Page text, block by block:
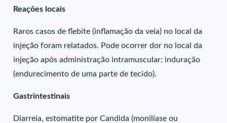
Reações locais
Raros casos de flebite (inflamação da veia) no local da
injeção foram relatados. Pode ocorrer dor no local da
injeção após administração intramuscular; induração
(endurecimento de uma parte de tecido).
Gastrintestinais
Diarreia, estomatite por Candida (monilíase ou